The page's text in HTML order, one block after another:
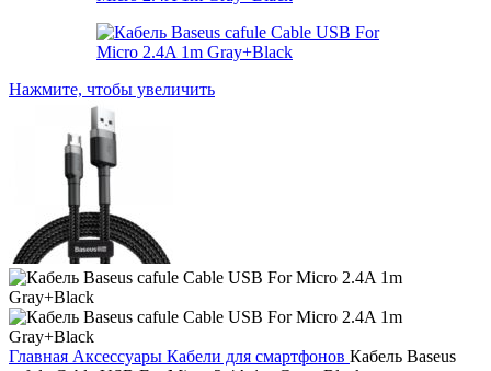
Нажмите, чтобы увеличить
Главная Аксессуары Кабели для смартфонов Кабель Baseus